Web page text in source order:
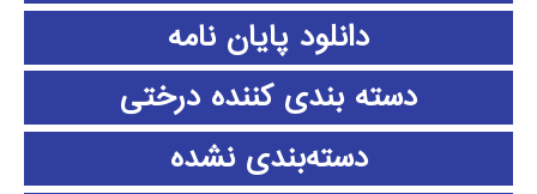
دانلود پايان نامه
دسته بندی کننده درختی
دسته‌بندی نشده